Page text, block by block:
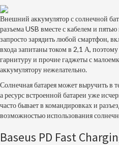
Внешний аккумулятор с солнечной
разъема USB вместе с кабелем и
запросто зарядить любой смартфон,
входа запитаны током в 2,1 А,
гарнитуру и прочие гаджеты с
аккумулятору нежелательно.
Солнечная батарея может выручить в
а ресурс встроенной батареи уже
часто бывает в командировках и
возможностью использования
Baseus PD Fast